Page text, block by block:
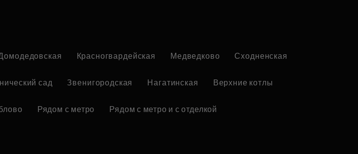
Красногвардейская Медведково Сходненская
сад Звенигородская Нагатинская Верхние котлы
Рядом с метро Рядом с метро и с отделкой